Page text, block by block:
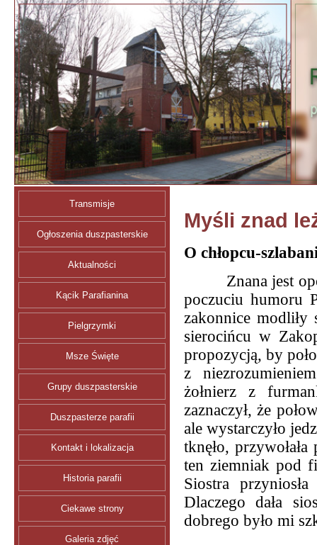
Transmisje
Ogłoszenia duszpasterskie
Aktualności
Kącik Parafianina
Pielgrzymki
Msze Święte
Grupy duszpasterskie
Duszpasterze parafii
Kontakt i lokalizacja
Historia parafii
Ciekawe strony
Galeria zdjęć
Myśli znad
O chłopcu-
Znana jest
poczuciu humoru
zakonnice
sierocińcu w
propozycją, by
z
żołnierz z
zaznaczył, że
ale wystarczyło
tknęło,
ten ziemniak pod
Siostra
Dlaczego dała
dobrego było mi